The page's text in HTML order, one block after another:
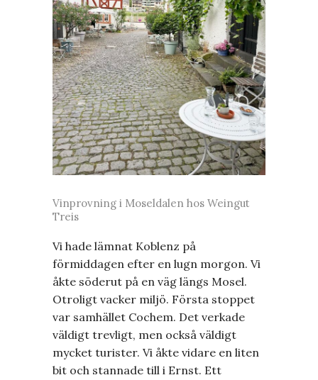
Vinprovning i Moseldalen hos Weingut
Treis
Vi hade lämnat Koblenz på
förmiddagen efter en lugn morgon. Vi
åkte söderut på en väg längs Mosel.
Otroligt vacker miljö. Första stoppet
var samhället Cochem. Det verkade
väldigt trevligt, men också väldigt
mycket turister. Vi åkte vidare en liten
bit och stannade till i Ernst. Ett